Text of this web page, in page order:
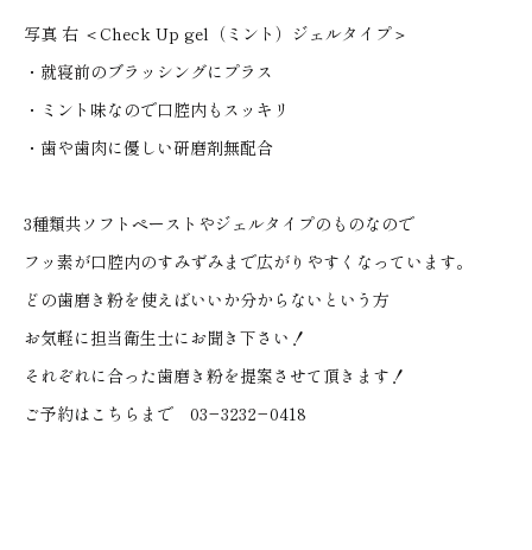
写真 右 ＜Check Up gel（ミント）ジェルタイプ＞
・就寝前のブラッシングにプラス
・ミント味なので口腔内もスッキリ
・歯や歯肉に優しい研磨剤無配合
3種類共ソフトペーストやジェルタイプのものなので
フッ素が口腔内のすみずみまで広がりやすくなっています。
どの歯磨き粉を使えばいいか分からないという方
お気軽に担当衛生士にお聞き下さい！
それぞれに合った歯磨き粉を提案させて頂きます！
ご予約はこちらまで 03−3232−0418